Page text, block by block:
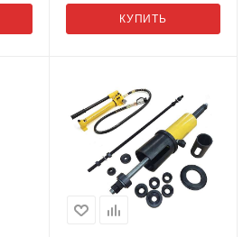
КУПИТЬ